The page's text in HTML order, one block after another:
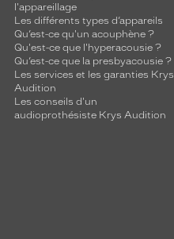
l'appareillage
Les différents types d’appareils
Qu’est-ce qu'un acouphène ?
Qu'est-ce que l'hyperacousie ?
Qu’est-ce que la presbyacousie ?
Les services et les garanties Krys
Audition
Les conseils d'un
audioprothésiste Krys Audition